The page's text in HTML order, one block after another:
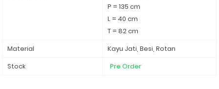
P = 135 cm
L = 40 cm
T = 82 cm
Material
Kayu Jati, Besi, Rotan
Stock
Pre Order